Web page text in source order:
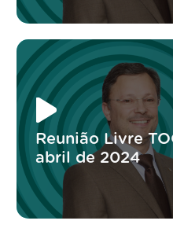
Reunião Livre
abril de 2024